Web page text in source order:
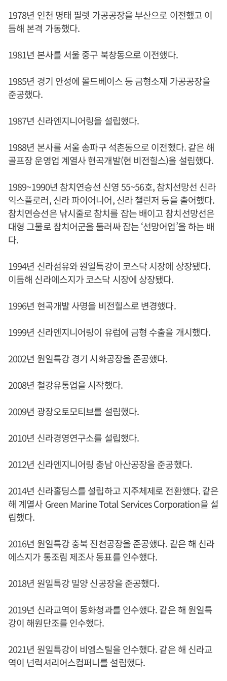
1978년 인천 명태 필렛 가공공장을 부산으로 이전했고 이
듬해 본격 가동했다.
1981년 본사를 서울 중구 북창동으로 이전했다.
1985년 경기 안성에 몰드베이스 등 금형소재 가공공장을
준공했다.
1987년 신라엔지니어링을 설립했다.
1988년 본사를 서울 송파구 석촌동으로 이전했다. 같은 해
골프장 운영업 계열사 현곡개발(현 비전힐스)을 설립했다.
1989~1990년 참치연승선 신영 55~56호, 참치선망선 신라
익스플로러, 신라 파이어니어, 신라 챌린저 등을 출어했다.
참치연승선은 낚시줄로 참치를 잡는 배이고 참치선망선은
대형 그물로 참치어군을 둘러싸 잡는 ‘선망어업’을 하는 배
다.
1994년 신라섬유와 원일특강이 코스닥 시장에 상장됐다.
이듬해 신라에스지가 코스닥 시장에 상장됐다.
1996년 현곡개발 사명을 비전힐스로 변경했다.
1999년 신라엔지니어링이 유럽에 금형 수출을 개시했다.
2002년 원일특강 경기 시화공장을 준공했다.
2008년 철강유통업을 시작했다.
2009년 광장오토모티브를 설립했다.
2010년 신라경영연구소를 설립했다.
2012년 신라엔지니어링 충남 아산공장을 준공했다.
2014년 신라홀딩스를 설립하고 지주체제로 전환했다. 같은
해 계열사 Green Marine Total Services Corporation을 설
립했다.
2016년 원일특강 충북 진천공장을 준공했다. 같은 해 신라
에스지가 통조림 제조사 동표를 인수했다.
2018년 원일특강 밀양 신공장을 준공했다.
2019년 신라교역이 동화청과를 인수했다. 같은 해 원일특
강이 해원단조를 인수했다.
2021년 원일특강이 비엠스틸을 인수했다. 같은 해 신라교
역이 넌럭셔리어스컴퍼니를 설립했다.